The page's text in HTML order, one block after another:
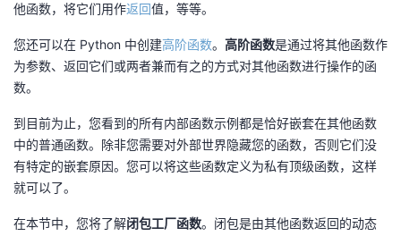
他函数，将它们用作返回值，等等。
您还可以在 Python 中创建高阶函数。 高阶函数是通过将其他函数作
为参数、返回它们或两者兼而有之的方式对其他函数进行操作的函
数。
到目前为止，您看到的所有内部函数示例都是恰好嵌套在其他函数
中的普通函数。除非您需要对外部世界隐藏您的函数，否则它们没
有特定的嵌套原因。您可以将这些函数定义为私有顶级函数，这样
就可以了。
在本节中，您将了解闭包工厂函数。闭包是由其他函数返回的动态